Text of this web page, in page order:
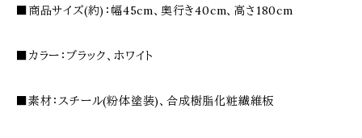
■商品サイズ(約)：幅45cm、奥行き40cm、高さ180cm
■カラー：ブラック、ホワイト
■素材：スチール(粉体塗装)、合成樹脂化粧繊維板